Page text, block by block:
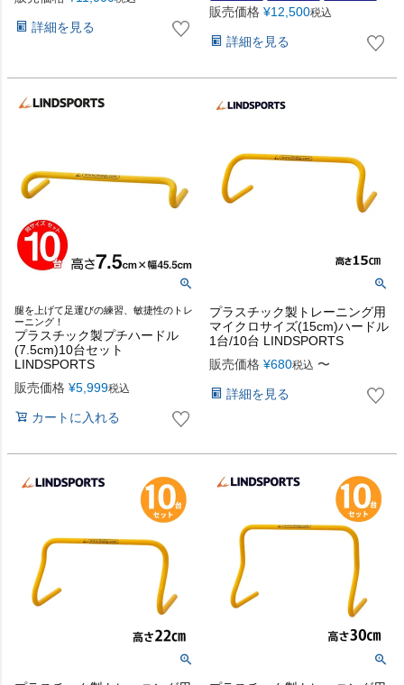
詳細を見る
販売価格 ¥12,500税込
詳細を見る
腿を上げて足運びの練習、敏捷性のトレ
ーニング！
プラスチック製プチハードル
(7.5cm)10台セット
LINDSPORTS
販売価格 ¥5,999税込
カートに入れる
プラスチック製トレーニング用
マイクロサイズ(15cm)ハードル
1台/10台 LINDSPORTS
販売価格 ¥680税込 〜
詳細を見る